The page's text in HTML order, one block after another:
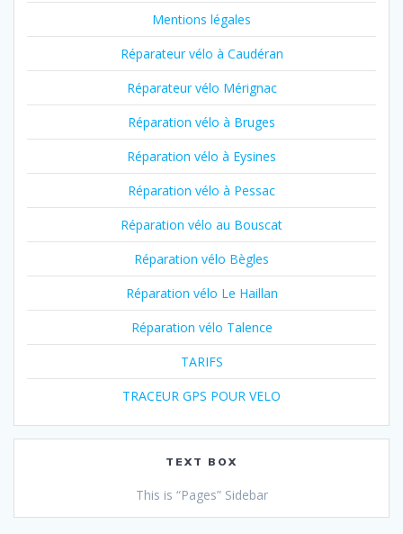
Mentions légales
Réparateur vélo à Caudéran
Réparateur vélo Mérignac
Réparation vélo à Bruges
Réparation vélo à Eysines
Réparation vélo à Pessac
Réparation vélo au Bouscat
Réparation vélo Bègles
Réparation vélo Le Haillan
Réparation vélo Talence
TARIFS
TRACEUR GPS POUR VELO
TEXT BOX
This is “Pages” Sidebar